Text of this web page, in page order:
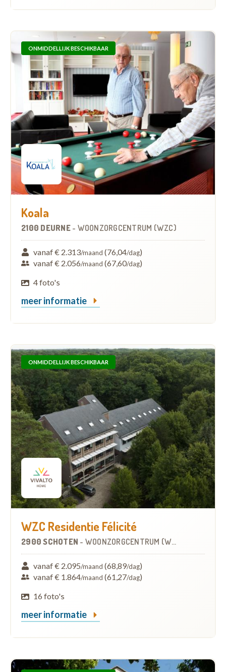
ONMIDDELLIJK BESCHIKBAAR
Koala
2100 DEURNE - WOONZORGCENTRUM (WZC)
vanaf € 2.313/maand (76,04/dag)
vanaf € 2.056/maand (67,60/dag)
4 foto's
meer informatie
ONMIDDELLIJK BESCHIKBAAR
WZC Residentie Félicité
2900 SCHOTEN - WOONZORGCENTRUM (WZC)
vanaf € 2.095/maand (68,89/dag)
vanaf € 1.864/maand (61,27/dag)
16 foto's
meer informatie